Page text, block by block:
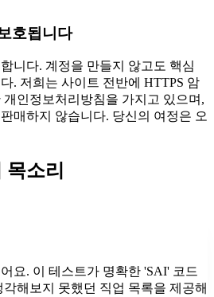
호됩니다
니다. 계정을 만들지 않고도 핵심
. 저희는 사이트 전반에 HTTPS 암
인정보처리방침을 가지고 있으며,
매하지 않습니다. 당신의 여정은 오
소리
요. 이 테스트가 명확한 'SAI' 코드
해보지 못했던 직업 목록을 제공해